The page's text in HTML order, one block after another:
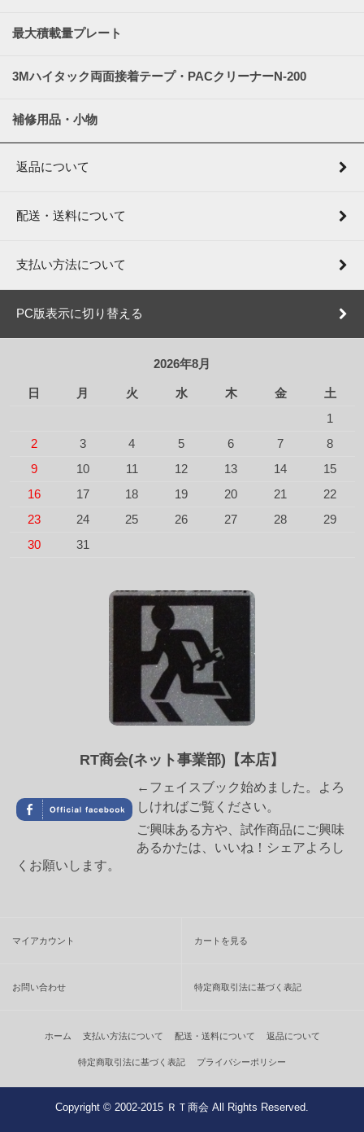
最大積載量プレート
3Mハイタック両面接着テープ・PACクリーナーN-200
補修用品・小物
返品について
配送・送料について
支払い方法について
PC版表示に切り替える
2026年8月
日 月 火 水 木 金
土
1
2
3 4 5 6 7
8
9
10 11 12 13 14
15
16
17 18 19 20 21
22
23
24 25 26 27 28
29
30
31
RT商会(ネット事業部)【本店】
←フェイスブック始めました。よろ
しければご覧ください。
ご興味ある方や、試作商品にご興味
あるかたは、いいね！シェアよろし
くお願いします。
マイアカウント カートを見る
お問い合わせ 特定商取引法に基づく表記
ホーム 支払い方法について 配送・送料について 返品について
特定商取引法に基づく表記 プライバシーポリシー
Copyright © 2002-2015 ＲＴ商会 All Rights Reserved.